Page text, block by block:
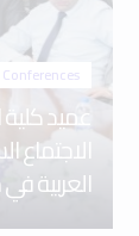
عميد
الاجتماع
العربية